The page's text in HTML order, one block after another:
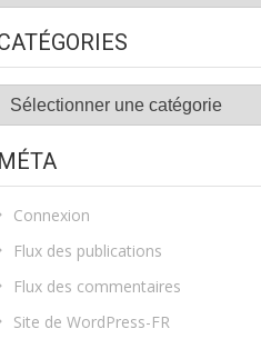
Catégories
MÉTA
Connexion
Flux des publications
Flux des commentaires
Site de WordPress-FR